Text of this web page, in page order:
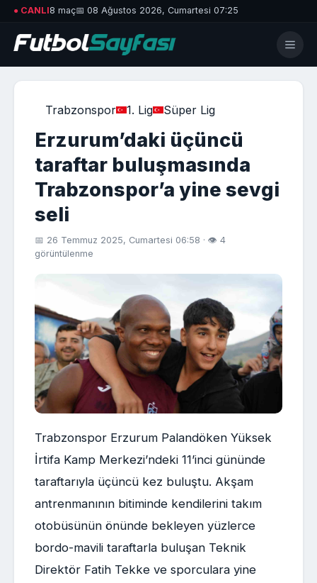
● CANLI8 maç📅 08 Ağustos 2026, Cumartesi 07:25
Trabzonspor 1. Lig Süper Lig
Erzurum’daki üçüncü
taraftar buluşmasında
Trabzonspor’a yine sevgi
seli
📅 26 Temmuz 2025, Cumartesi 06:58 · 👁 4
görüntülenme
Trabzonspor Erzurum Palandöken Yüksek
İrtifa Kamp Merkezi’ndeki 11’inci gününde
taraftarıyla üçüncü kez buluştu. Akşam
antrenmanının bitiminde kendilerini takım
otobüsünün önünde bekleyen yüzlerce
bordo-mavili taraftarla buluşan Teknik
Direktör Fatih Tekke ve sporculara yine